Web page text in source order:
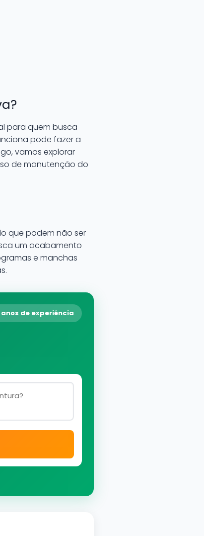
para quem busca
pode fazer a
vamos explorar
de manutenção do
que podem não ser
um acabamento
e manchas
anos de experiência